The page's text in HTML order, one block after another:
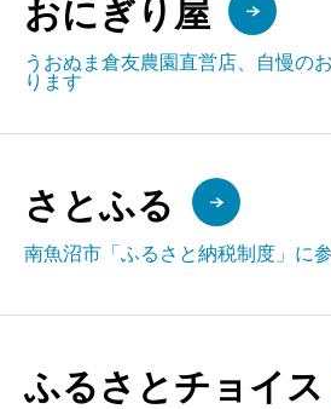
おにぎり屋
うおぬま倉友農園直営店、自慢の
ります
さとふる
南魚沼市「ふるさと納税制度」に
ふるさとチョイス